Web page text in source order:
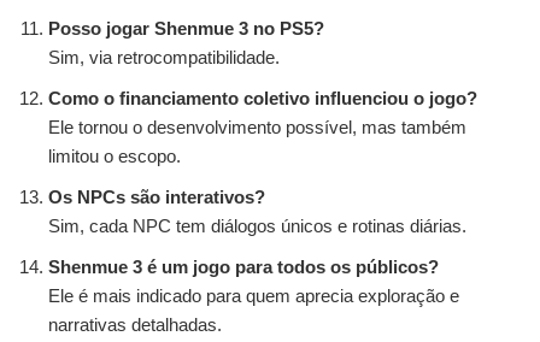
Posso jogar Shenmue 3 no PS5?
Sim, via retrocompatibilidade.
Como o financiamento coletivo influenciou o jogo?
Ele tornou o desenvolvimento possível, mas também
limitou o escopo.
Os NPCs são interativos?
Sim, cada NPC tem diálogos únicos e rotinas diárias.
Shenmue 3 é um jogo para todos os públicos?
Ele é mais indicado para quem aprecia exploração e
narrativas detalhadas.